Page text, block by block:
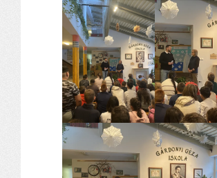
Projektjeink
Digitális témahét 2016
EFOP-3.1.6
Közlekedés biztonsági pályázat
TÁMOP 2.2.7.A-13/1
TÁMOP-3.1.4-12/2
Projektbeszámolók
Egészségnap
Informatika Szakkör
Konfliktuskezelés